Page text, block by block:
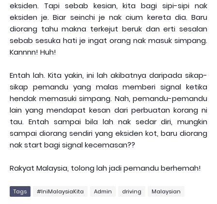
eksiden. Tapi sebab kesian, kita bagi sipi-sipi nak
eksiden je. Biar seinchi je nak cium kereta dia. Baru
diorang tahu makna terkejut beruk dan erti sesalan
sebab sesuka hati je ingat orang nak masuk simpang.
Kannnn! Huh!
Entah lah. Kita yakin, ini lah akibatnya daripada sikap-
sikap pemandu yang malas memberi signal ketika
hendak memasuki simpang. Nah, pemandu-pemandu
lain yang mendapat kesan dari perbuatan korang ni
tau. Entah sampai bila lah nak sedar diri, mungkin
sampai diorang sendiri yang eksiden kot, baru diorang
nak start bagi signal kecemasan??
Rakyat Malaysia, tolong lah jadi pemandu berhemah!
Tags #IniMalaysiaKita Admin driving Malaysian